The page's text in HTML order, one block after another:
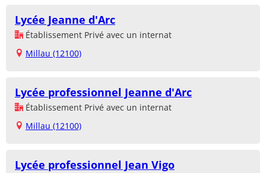
Lycée Jeanne d'Arc
Établissement Privé avec un internat
Millau (12100)
Lycée professionnel Jeanne d'Arc
Établissement Privé avec un internat
Millau (12100)
Lycée professionnel Jean Vigo